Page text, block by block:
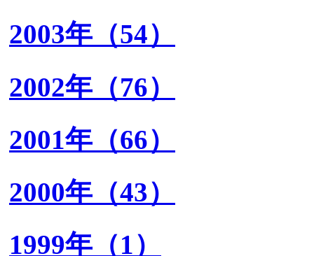
2003年（54）
2002年（76）
2001年（66）
2000年（43）
1999年（1）